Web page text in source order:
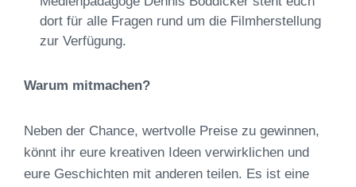
dort für alle Fragen rund um die Filmherstellung
zur Verfügung.
Warum mitmachen?
Neben der Chance, wertvolle Preise zu gewinnen,
könnt ihr eure kreativen Ideen verwirklichen und
eure Geschichten mit anderen teilen. Es ist eine